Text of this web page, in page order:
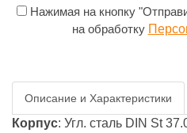
Нажимая на кнопку
на обработку
Описание и Характеристики
Корпус: Угл. сталь DIN St